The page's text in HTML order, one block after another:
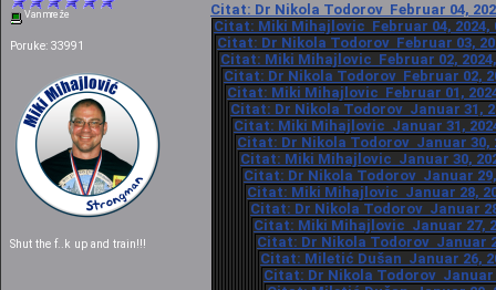
Van mreže
Poruke: 33991
Shut the f..k up and train!!!
Citat: Dr Nikola Todorov Februar 04,
Citat: Miki Mihajlovic Februar 04, 2024,
Citat: Dr Nikola Todorov Februar 03,
Citat: Miki Mihajlovic Februar 02, 2024,
Citat: Dr Nikola Todorov Februar 02,
Citat: Miki Mihajlovic Februar 01,
Citat: Dr Nikola Todorov Januar 31,
Citat: Miki Mihajlovic Januar 31,
Citat: Dr Nikola Todorov Januar 30,
Citat: Miki Mihajlovic Januar 30,
Citat: Dr Nikola Todorov Januar 29,
Citat: Miki Mihajlovic Januar 28,
Citat: Dr Nikola Todorov Januar
Citat: Miki Mihajlovic Januar 27,
Citat: Dr Nikola Todorov Januar
Citat: Miletić Dušan Januar 26,
Citat: Dr Nikola Todorov Januar